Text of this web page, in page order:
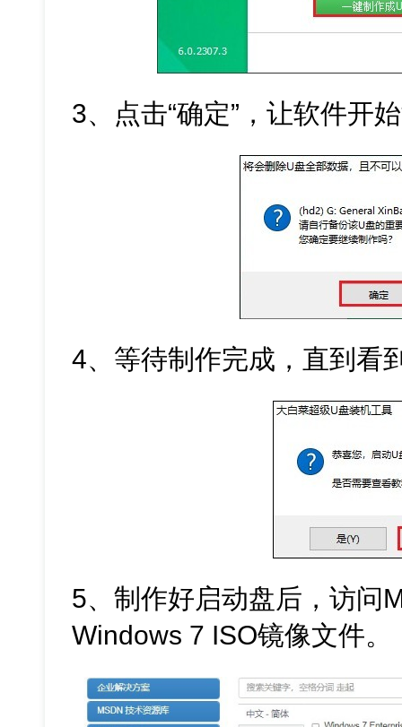
3、点击“确定”，让软件开
4、等待制作完成，直到看
5、制作好启动盘后，访问
Windows 7 ISO镜像文件。